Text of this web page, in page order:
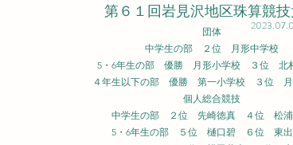
第６１回岩見沢地区珠算競
団体
中学生の部 ２位 月形中学校
5・6年生の部 優勝 月形小学校３位 北
４年生以下の部 優勝 第一小学校３位 月
個人総合競技
中学生の部 ２位 先崎徳真 ４位 松浦
5・6年生の部 ５位 樋口碧 ６位 東出